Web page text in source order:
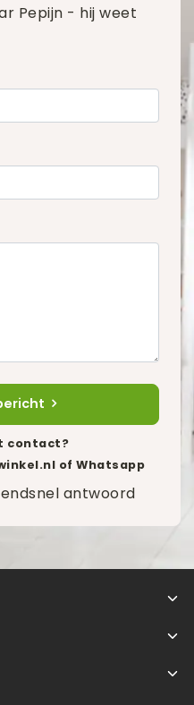
Pepijn - hij weet
contact?
of Whatsapp
antwoord